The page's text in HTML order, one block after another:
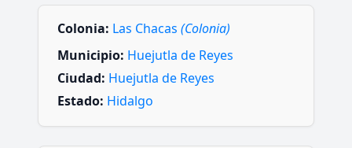
Colonia: Las Chacas (Colonia)
Municipio: Huejutla de Reyes
Ciudad: Huejutla de Reyes
Estado: Hidalgo